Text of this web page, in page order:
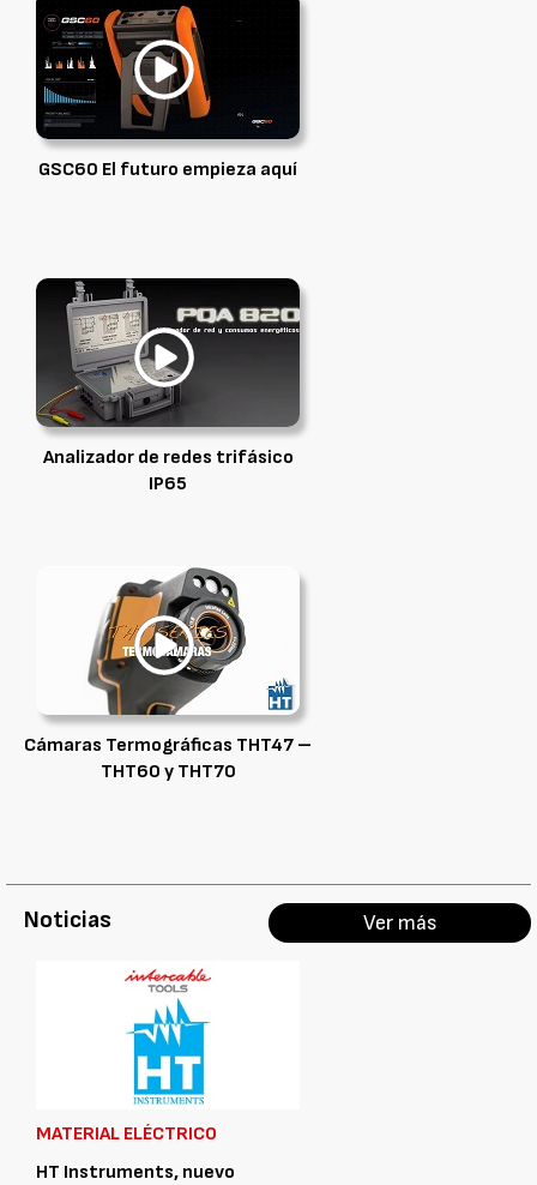
GSC60 El futuro empieza aquí
Analizador de redes trifásico
IP65
Cámaras Termográficas THT47 –
THT60 y THT70
Noticias Ver más
MATERIAL ELÉCTRICO
HT Instruments, nuevo